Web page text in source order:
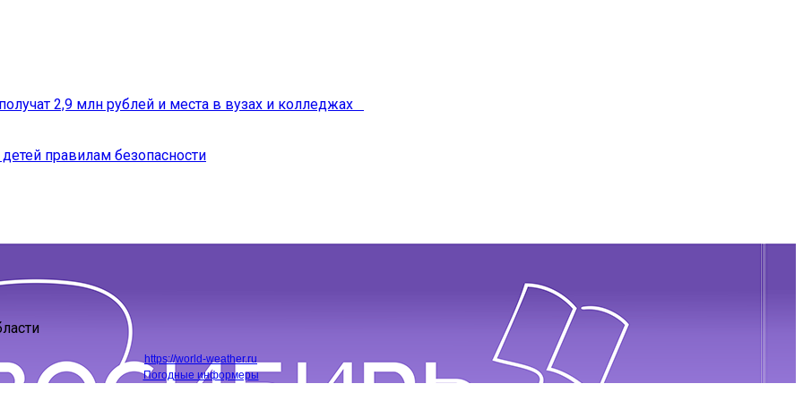
2,9 млн рублей и места в вузах и колледжах
правилам безопасности
https://world-weather.ru
Погодные информеры